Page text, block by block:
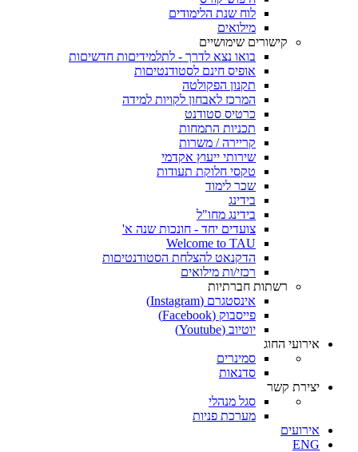
לוח שנת הלימודים
מילואים
קישורים שימושיים
בואו נצא לדרך - לתלמידיםות חדשיםות
אופיס חינם לסטודנטיםות
תקנון הפקולטה
המרכז לאבחון לקויות למידה
כרטיס סטודנט
תכניות התמחות
קריירה / משרות
שירותי ייעוץ אקדמי
טקסי חלוקת תעודות
שכר לימוד
בידינג
בידינג מחו"ל
צועדים יחד - חונכות שנה א'
Welcome to TAU
הדקנאט להצלחת הסטודנטיםות
רכזי/ות מילואים
רשתות חברתיות
אינסטגרם (Instagram)
פייסבוק (Facebook)
יוטיוב (Youtube)
אירועי החוג
סמינרים
סדנאות
יצירת קשר
סגל מנהלי
מערכת פניות
אירועים
ENG